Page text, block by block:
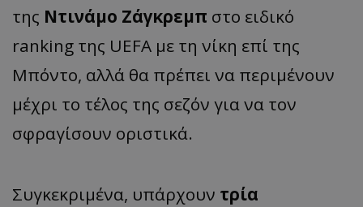
της Ντινάμο Ζάγκρεμπ στο ειδικό
ranking της UEFA με τη νίκη επί της
Μπόντο, αλλά θα πρέπει να περιμένουν
μέχρι το τέλος της σεζόν για να τον
σφραγίσουν οριστικά.
Συγκεκριμένα, υπάρχουν τρία